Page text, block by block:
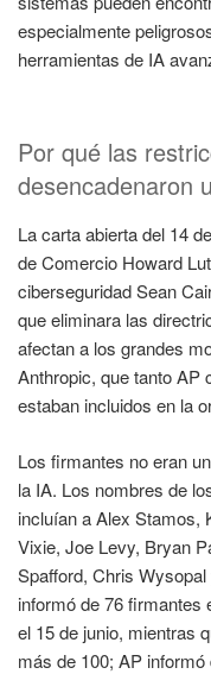
especialmente
herramientas de IA
Por qué las
desencadenaron
La carta abierta del 14
de Comercio Howard
ciberseguridad Sean
que eliminara las
afectan a los grandes
Anthropic, que tanto AP
estaban incluidos en la
Los firmantes no eran
la IA. Los nombres de
incluían a Alex Stamos,
Vixie, Joe Levy, Bryan
Spafford, Chris
informó de 76 firmantes
el 15 de junio, mientras
más de 100; AP